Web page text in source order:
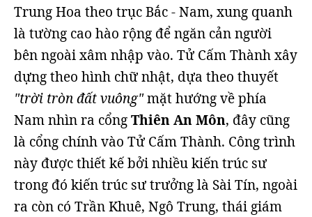
Trung Hoa theo trục Bắc - Nam, xung quanh
là tường cao hào rộng để ngăn cản người
bên ngoài xâm nhập vào. Tử Cấm Thành xây
dựng theo hình chữ nhật, dựa theo thuyết
"trời tròn đất vuông"mặt hướng về phía
Nam nhìn ra cổngThiên An Môn, đây cũng
là cổng chính vào Tử Cấm Thành. Công trình
này được thiết kế bởi nhiều kiến trúc sư
trong đó kiến trúc sư trưởng là Sài Tín, ngoài
ra còn có Trần Khuê, Ngô Trung, thái giám